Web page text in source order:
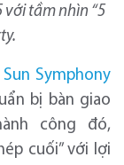
với tầm nhìn “5
Sun Symphony
bị bàn giao
công đó,
cuối” với lợi